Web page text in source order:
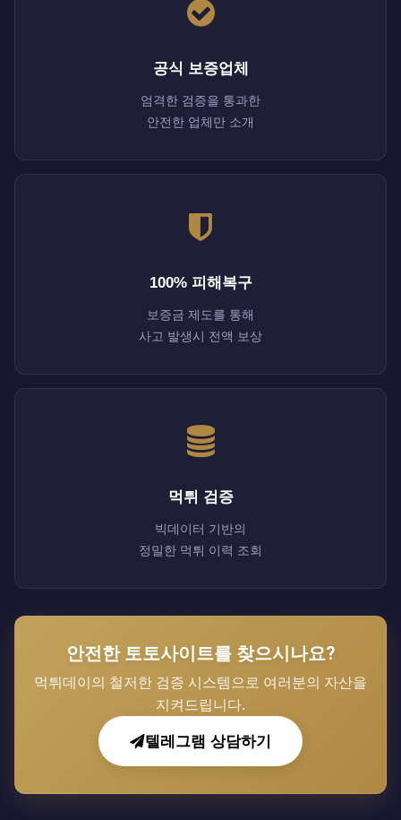
공식 보증업체
엄격한 검증을 통과한
안전한 업체만 소개
100% 피해복구
보증금 제도를 통해
사고 발생시 전액 보상
먹튀 검증
빅데이터 기반의
정밀한 먹튀 이력 조회
안전한 토토사이트를 찾으시나요?
먹튀데이의 철저한 검증 시스템으로 여러분의 자산을
지켜드립니다.
텔레그램 상담하기